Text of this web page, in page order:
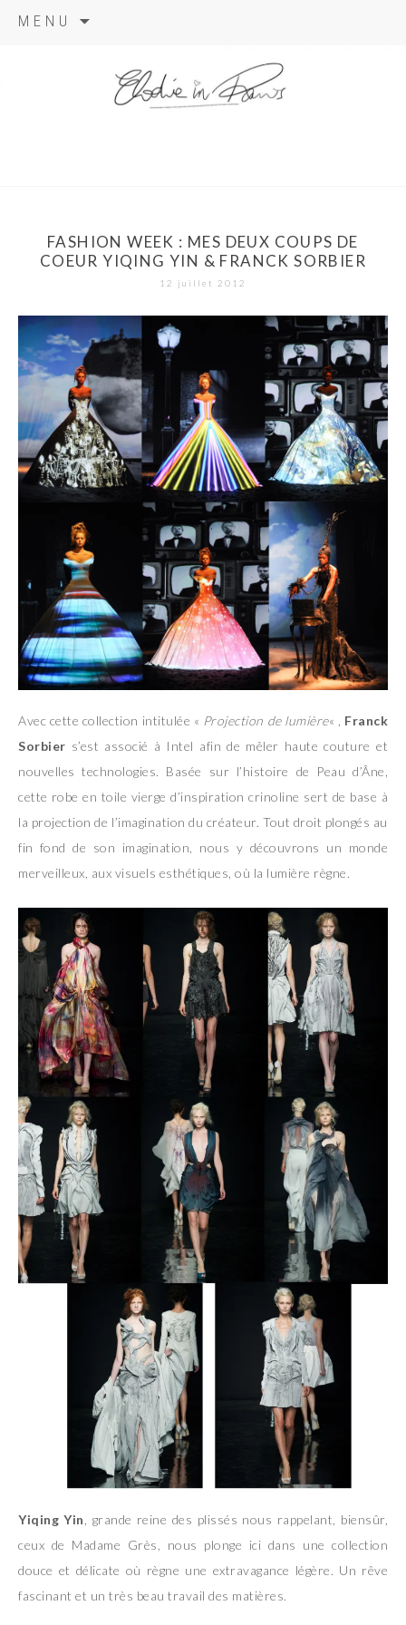
MENU
FASHION WEEK : MES DEUX COUPS DE
COEUR YIQING YIN & FRANCK SORBIER
12 juillet 2012
Avec cette collection intitulée « Projection de lumière« , Franck
Sorbier s’est associé à Intel afin de mêler haute couture et
nouvelles technologies. Basée sur l’histoire de Peau d’Âne,
cette robe en toile vierge d’inspiration crinoline sert de base à
la projection de l’imagination du créateur. Tout droit plongés au
fin fond de son imagination, nous y découvrons un monde
merveilleux, aux visuels esthétiques, où la lumière règne.
Yiqing Yin
, grande reine des plissés nous rappelant, biensûr,
ceux de Madame Grès, nous plonge ici dans une collection
douce et délicate où règne une extravagance légère. Un rêve
fascinant et un très beau travail des matières.